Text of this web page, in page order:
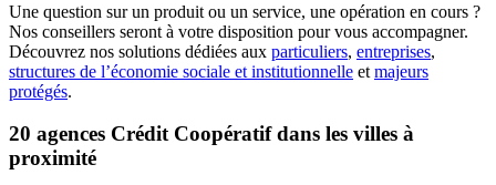
Une question sur un produit ou un service, une opération en cours ?
Nos conseillers seront à votre disposition pour vous accompagner.
Découvrez nos solutions dédiées aux particuliers, entreprises,
structures de l’économie sociale et institutionnelle et majeurs
protégés.
20 agences Crédit Coopératif dans les villes à
proximité